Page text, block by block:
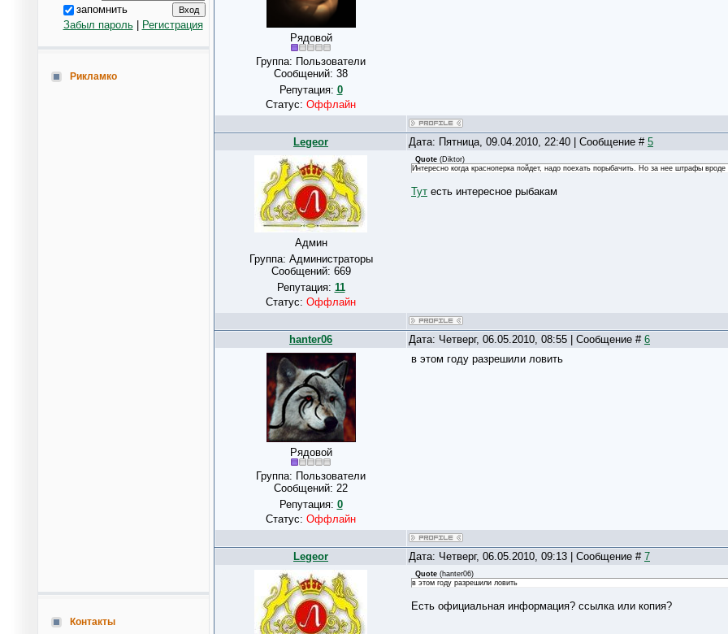
запомнить
Забыл пароль| Регистрация
Рикламко
Контакты
Рядовой
Группа: Пользователи
Сообщений: 38
Репутация: 0
Статус: Оффлайн
Legeor Дата: Пятница, 09.04.2010, 22:40 | Сообщение # 5
Админ
Группа: Администраторы
Сообщений: 669
Репутация: 11
Статус: Оффлайн
Quote (Diktor)
Интересно когда красноперка пойдет, надо поехать порыбачить. Но за нее штрафы вроде
Тут есть интересное рыбакам
hanter06 Дата: Четверг, 06.05.2010, 08:55 | Сообщение # 6
Рядовой
Группа: Пользователи
Сообщений: 22
Репутация: 0
Статус: Оффлайн
в этом году разрешили ловить
Legeor Дата: Четверг, 06.05.2010, 09:13 | Сообщение # 7
Quote (hanter06)
в этом году разрешили ловить
Есть официальная информация? ссылка или копия?